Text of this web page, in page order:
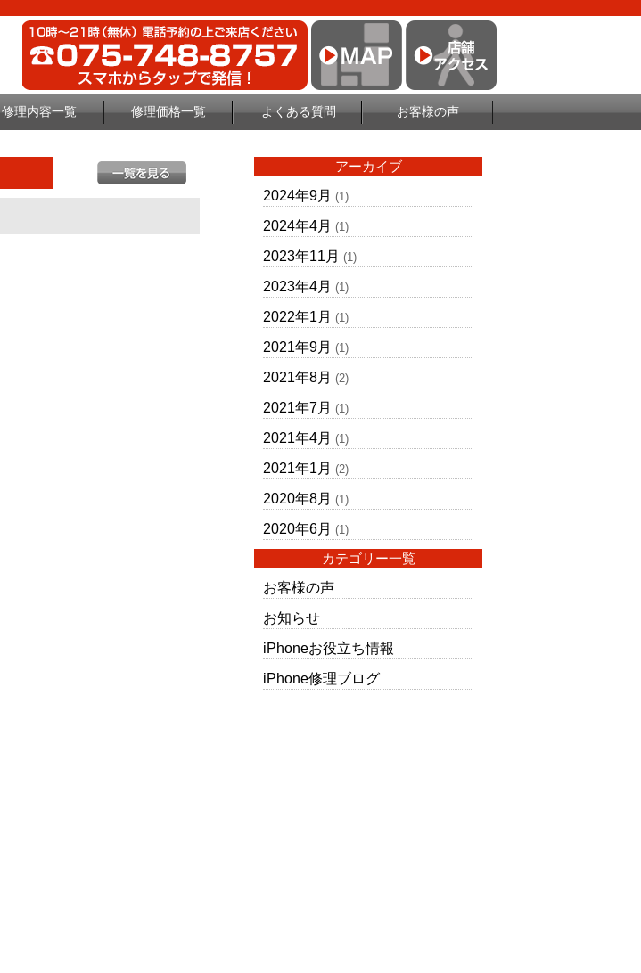
修理内容一覧 修理価格一覧 よくある質問 お客様の声
アーカイブ
2024年9月 (1)
2024年4月 (1)
2023年11月 (1)
2023年4月 (1)
2022年1月 (1)
2021年9月 (1)
2021年8月 (2)
2021年7月 (1)
2021年4月 (1)
2021年1月 (2)
2020年8月 (1)
2020年6月 (1)
カテゴリー一覧
お客様の声
お知らせ
iPhoneお役立ち情報
iPhone修理ブログ